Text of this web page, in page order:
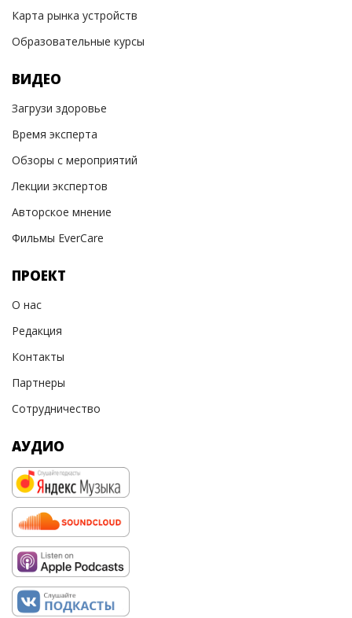
Карта рынка устройств
Образовательные курсы
ВИДЕО
Загрузи здоровье
Время эксперта
Обзоры с мероприятий
Лекции экспертов
Авторское мнение
Фильмы EverCare
ПРОЕКТ
О нас
Редакция
Контакты
Партнеры
Сотрудничество
АУДИО